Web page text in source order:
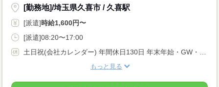
[勤務地]/埼玉県久喜市 / 久喜駅
[派遣]時給1,600円〜
[派遣]08:20〜17:00
もっと見る